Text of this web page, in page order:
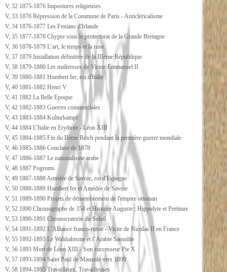
V, 32 1875-1876 Impostures religieuses
V, 33 1876 Répression de la Commune de Paris - Anticléricalisme
V, 34 1876-1877 Les Fenians d'Irlande
V, 35 1877-1878 Chypre sous le protectorat de la Grande Bretagne
V, 36 1878-1879 L’art, le temps et la ruse
V, 37 1879 Installation définitive de la IIIème République
V, 38 1879-1880 Les maîtresses de Victor-Emmanuel II
V, 39 1880-1881 Humbert Ier, roi d'Italie
V, 40 1881-1882 Henri V
V, 41 1882 La Belle Epoque
V, 42 1882-1883 Guerres commerciales
V, 43 1883-1884 Kulturkampf
V, 44 1884 L'Italie en Erythrée - Léon XIII
V, 45 1884-1885 Fin du IIème Reich pendant la première guerre mondiale
V, 46 1885-1886 Conclave de 1878
V, 47 1886-1887 Le nationalisme arabe
V, 48 1887 Pogroms
V, 49 1887-1888 Amédée de Savoie, roi d'Espagne
V, 50 1888-1889 Humbert Ier et Amédée de Savoie
V, 51 1889-1890 Projets de démembrement de l'empire ottoman
V, 52 1890 Chronographe de 354 et Histoire Auguste : Hippolyte et Pertinax
V, 53 1890-1891 Chronocratorie du Soleil
V, 54 1891-1892 L’Alliance franco-russe - Visite de Nicolas II en France
V, 55 1892-1893 Le Wahhabisme et l’Arabie Saoudite
V, 56 1893 Mort de Léon XIII - Son successeur Pie X
V, 57 1893-1894 Saint Paul de Mausole vers 1890
V, 58 1894-1895 Travailleurs, Travailleuses